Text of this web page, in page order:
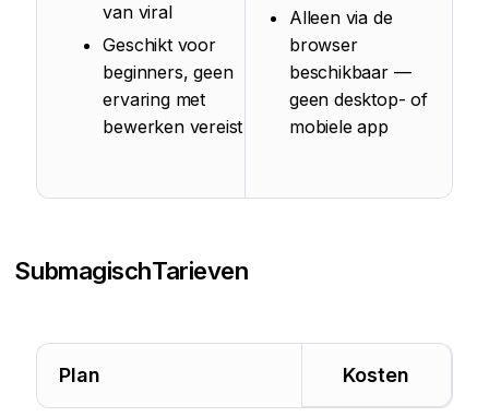
van viral
Geschikt voor
beginners, geen
ervaring met
bewerken vereist
Alleen via de
browser
beschikbaar —
geen desktop- of
mobiele app
SubmagischTarieven
Plan Kosten